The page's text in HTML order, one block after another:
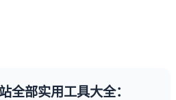
全部实用工具大全：